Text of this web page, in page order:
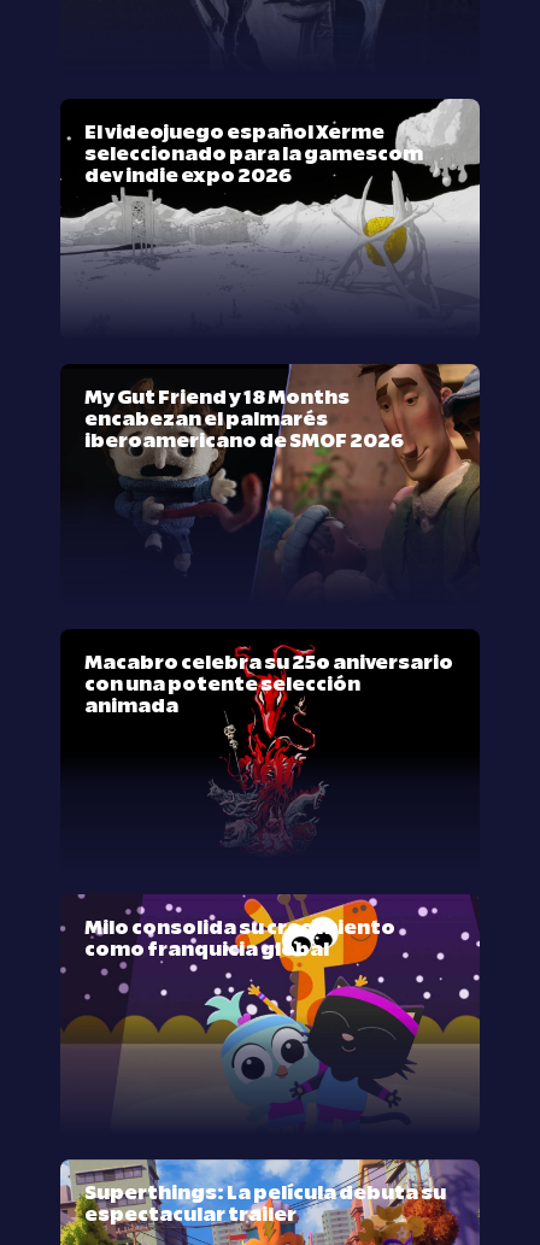
El videojuego español Xerme
seleccionado para la gamescom
dev indie expo 2026
My Gut Friend y 18 Months
encabezan el palmarés
iberoamericano de SMOF 2026
Macabro celebra su 25º aniversario
con una potente selección
animada
Milo consolida su crecimiento
como franquicia global
Superthings: La película debuta su
espectacular trailer